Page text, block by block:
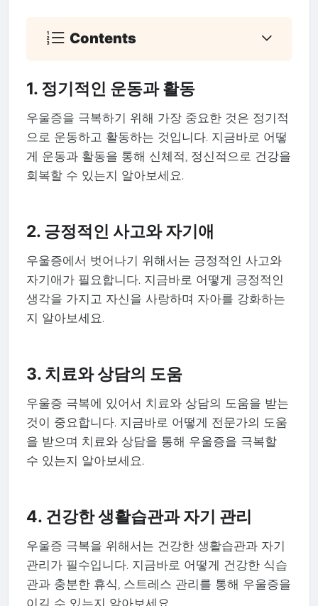
Contents
1. 정기적인 운동과 활동
우울증을 극복하기 위해 가장 중요한 것은 정기적
으로 운동하고 활동하는 것입니다. 지금바로 어떻
게 운동과 활동을 통해 신체적, 정신적으로 건강을
회복할 수 있는지 알아보세요.
2. 긍정적인 사고와 자기애
우울증에서 벗어나기 위해서는 긍정적인 사고와
자기애가 필요합니다. 지금바로 어떻게 긍정적인
생각을 가지고 자신을 사랑하며 자아를 강화하는
지 알아보세요.
3. 치료와 상담의 도움
우울증 극복에 있어서 치료와 상담의 도움을 받는
것이 중요합니다. 지금바로 어떻게 전문가의 도움
을 받으며 치료와 상담을 통해 우울증을 극복할
수 있는지 알아보세요.
4. 건강한 생활습관과 자기 관리
우울증 극복을 위해서는 건강한 생활습관과 자기
관리가 필수입니다. 지금바로 어떻게 건강한 식습
관과 충분한 휴식, 스트레스 관리를 통해 우울증을
이길 수 있는지 알아보세요.